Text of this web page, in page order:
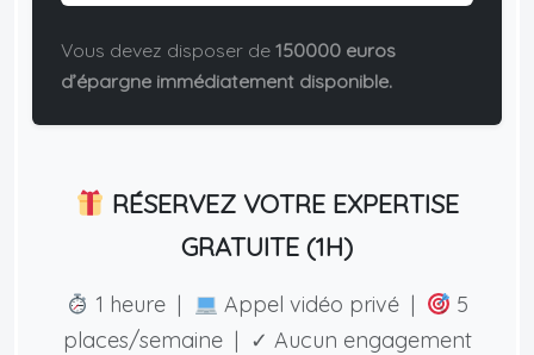
Vous devez disposer de 150000 euros
d’épargne immédiatement disponible.
RÉSERVEZ VOTRE EXPERTISE
GRATUITE (1H)
1 heure | Appel vidéo privé |
5
places/semaine | ✓ Aucun engagement